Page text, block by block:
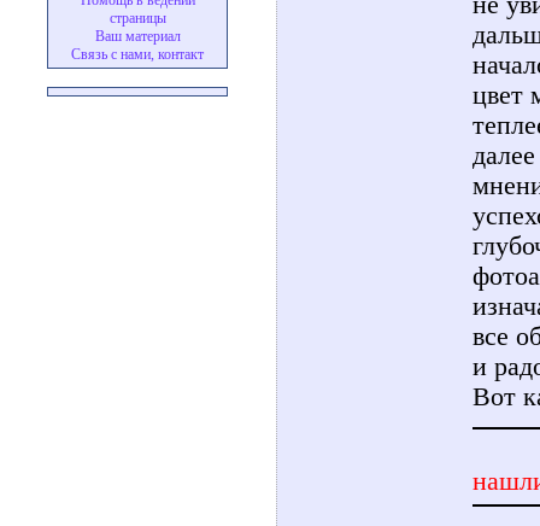
страницы
Ваш материал
Связь с нами, контакт
цвет
все
и
Вот